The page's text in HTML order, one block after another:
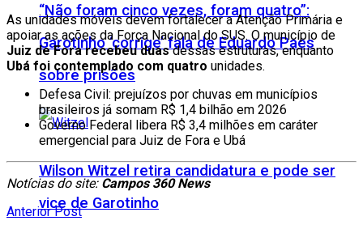
“Não foram cinco vezes, foram quatro”:
Garotinho ‘corrige’ fala de Eduardo Paes
sobre prisões
Wilson Witzel retira candidatura e pode ser
vice de Garotinho
As unidades móveis devem fortalecer a Atenção Primária e
apoiar as ações da Força Nacional do SUS. O município de
Juiz de Fora recebeu duasdessas estruturas, enquanto
Ubá foi contemplado com quatro unidades.
Defesa Civil: prejuízos por chuvas em municípios
brasileiros já somam R$ 1,4 bilhão em 2026
Governo Federal libera R$ 3,4 milhões em caráter
emergencial para Juiz de Fora e Ubá
Notícias do site: Campos 360 News
Anterior Post